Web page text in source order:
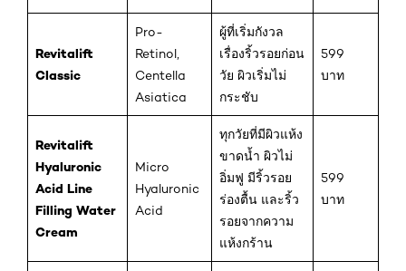
Revitalift
Classic
Pro-
Retinol,
Centella
Asiatica
ผู้ที่เริ่มกังวล
เรื่องริ้วรอยก่อน
วัย ผิวเริ่มไม่
กระชับ
599
บาท
Revitalift
Hyaluronic
Acid Line
Filling Water
Cream
Micro
Hyaluronic
Acid
ทุกวัยที่มีผิวแห้ง
ขาดน้ำ ผิวไม่
อิ่มฟู มีริ้วรอย
ร่องตื้น และริ้ว
รอยจากความ
แห้งกร้าน
599
บาท